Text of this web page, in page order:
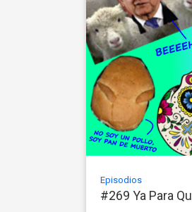
Episodios
#269 Ya Para